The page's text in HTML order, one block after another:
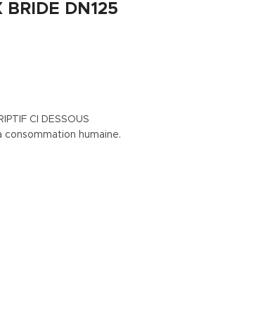
DN125
CI DESSOUS
humaine.